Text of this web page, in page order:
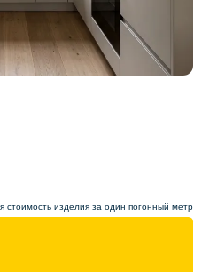
стоимость изделия за один погонный метр